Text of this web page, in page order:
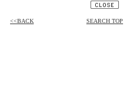
<<BACK SEARCH TOP